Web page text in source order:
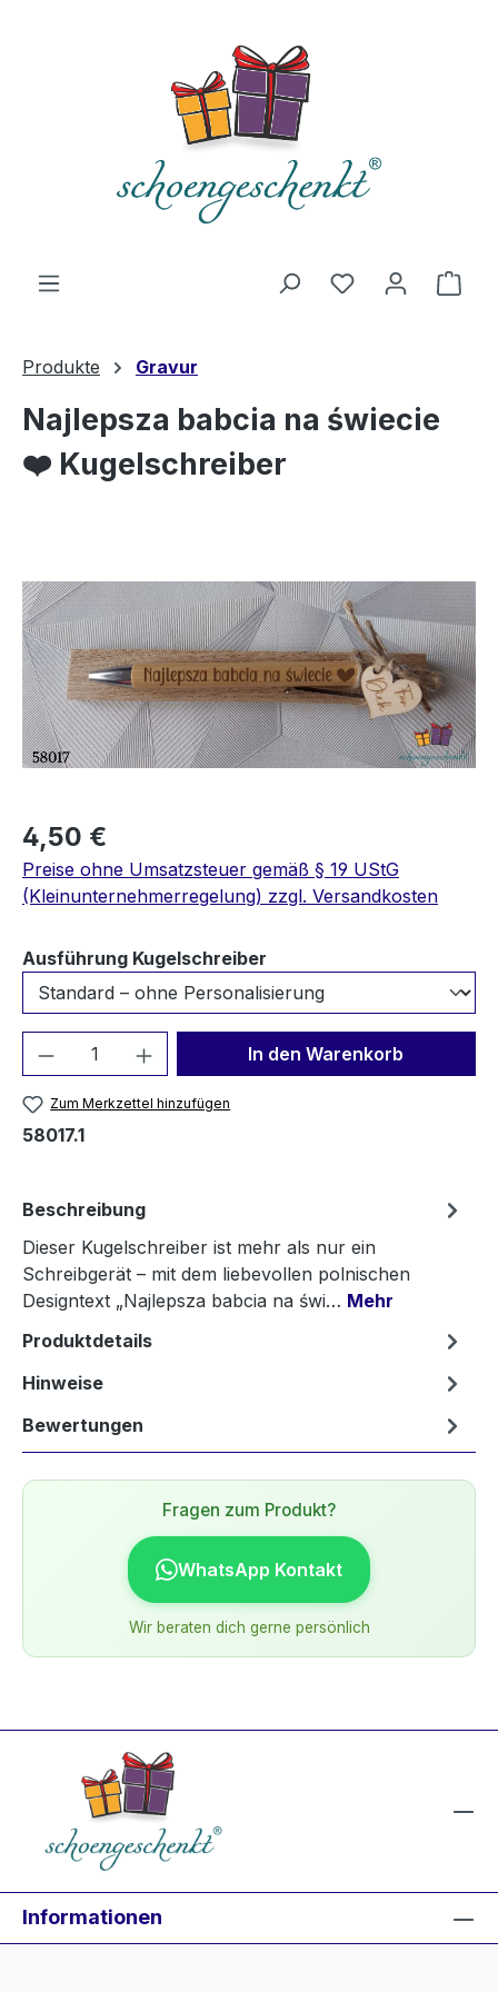
Du hast 0
Produkte Gravur
Najlepsza babcia na świecie
❤️ Kugelschreiber
4,50 €
Preise ohne Umsatzsteuer gemäß § 19 UStG
(Kleinunternehmerregelung) zzgl. Versandkosten
Ausführung Kugelschreiber
Produkt Anzahl: Gib denIn den Warenkorb
Zum Merkzettel hinzufügen
58017.1
Beschreibung
Dieser Kugelschreiber ist mehr als nur ein
Schreibgerät – mit dem liebevollen polnischen
Designtext „Najlepsza babcia na świ… Mehr
Produktdetails
Hinweise
Bewertungen
Fragen zum Produkt?
WhatsApp Kontakt
Wir beraten dich gerne persönlich
Informationen